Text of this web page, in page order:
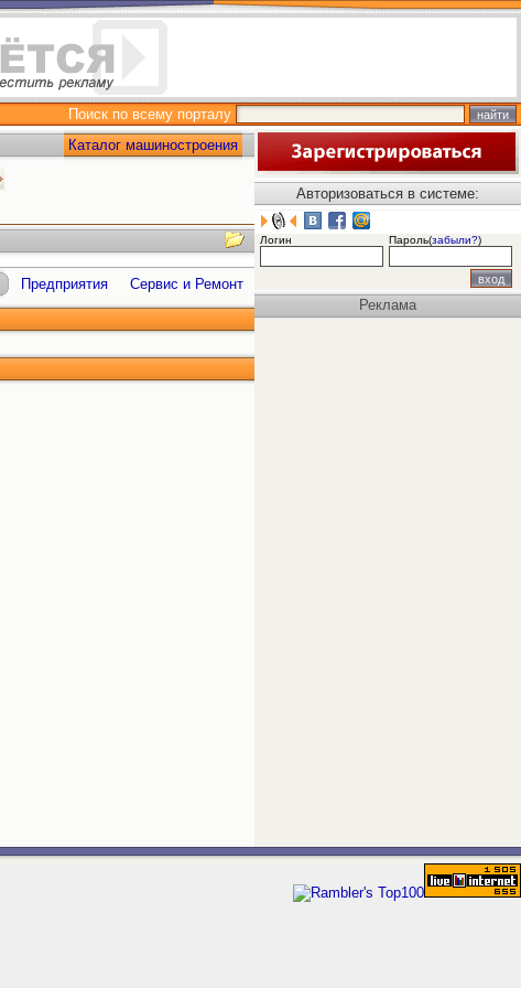
Поиск по всему порталу
Каталог машиностроения
Предприятия Сервис и Ремонт
Авторизоваться в системе:
Логин Пароль(забыли?)
Реклама